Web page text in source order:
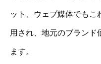
ット、ウェブ媒体でもこ
用され、地元のブランド
ます。